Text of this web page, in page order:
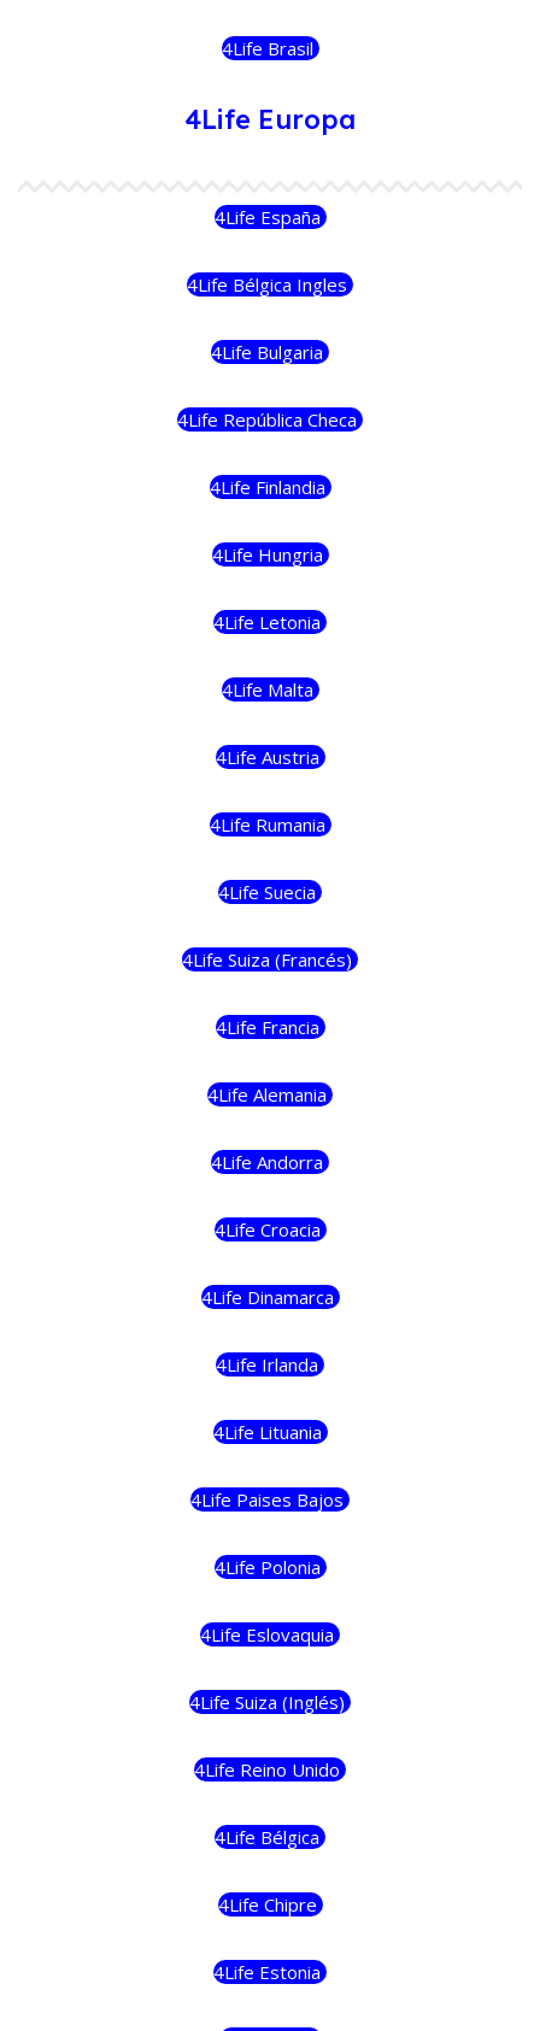
4Life Brasil
4Life Europa
4Life España
4Life Bélgica Ingles
4Life Bulgaria
4Life República Checa
4Life Finlandia
4Life Hungria
4Life Letonia
4Life Malta
4Life Austria
4Life Rumania
4Life Suecia
4Life Suiza (Francés)
4Life Francia
4Life Alemania
4Life Andorra
4Life Croacia
4Life Dinamarca
4Life Irlanda
4Life Lituania
4Life Paises Bajos
4Life Polonia
4Life Eslovaquia
4Life Suiza (Inglés)
4Life Reino Unido
4Life Bélgica
4Life Chipre
4Life Estonia